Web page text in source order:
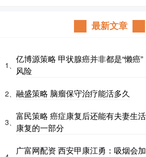
最新文章
1、
亿博源策略 甲状腺癌并非都是“懒癌
风险
2、 融盛策略 脑瘤保守治疗能活多久
3、
富民策略 癌症康复后还能有夫妻生
康复的一部分
广富网配资 西安甲康江勇：吸烟会